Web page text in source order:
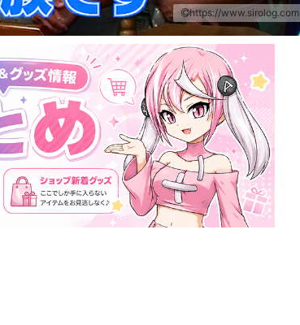
https://www.sirolog.com